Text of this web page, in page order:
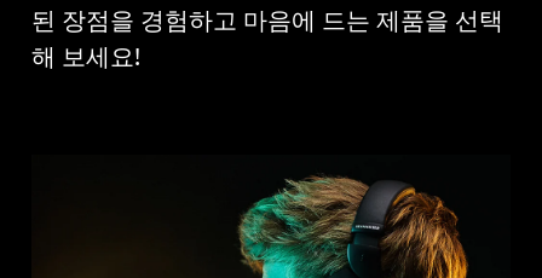
된 장점을 경험하고 마음에 드는 제품을 선택
해 보세요!